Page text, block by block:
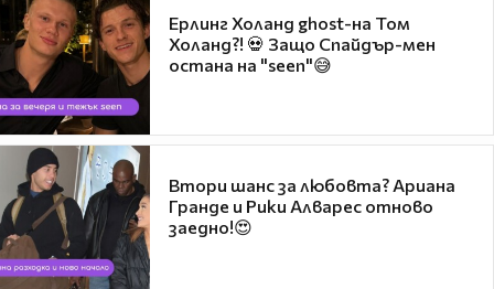
Ерлинг Холанд ghost-на Том
Холанд?! 💀 Защо Спайдър-мен
остана на "seen"😅
Втори шанс за любовта? Ариана
Гранде и Рики Алварес отново
заедно!😍